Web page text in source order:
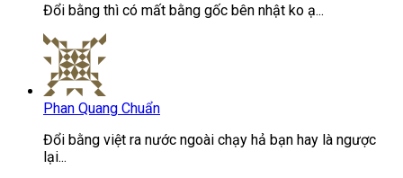
Đổi bằng thì có mất bằng gốc bên nhật ko ạ...
Phan Quang Chuẩn
Đổi bằng việt ra nước ngoài chạy hả bạn hay là ngược
lại...